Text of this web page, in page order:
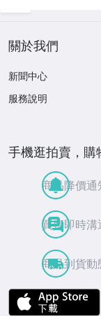
關於我們
新聞中心
服務說明
手機逛拍賣，購
商品降價通
買賣即時溝
商品到貨動